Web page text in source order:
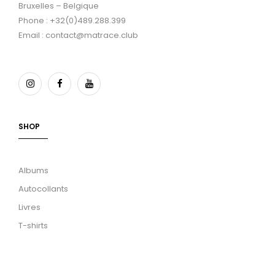
Bruxelles – Belgique
Phone : +32(0)489.288.399
Email : contact@matrace.club
SHOP
Albums
Autocollants
Livres
T-shirts